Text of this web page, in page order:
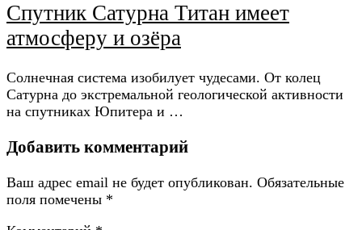
Спутник Сатурна Титан имеет
атмосферу и озёра
Солнечная система изобилует чудесами. От колец
Сатурна до экстремальной геологической активности
на спутниках Юпитера и …
Добавить комментарий
Ваш адрес email не будет опубликован. Обязательные
поля помечены *